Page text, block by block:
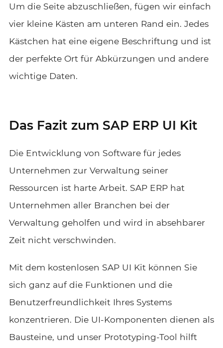
Um die Seite abzuschließen, fügen wir einfach
vier kleine Kästen am unteren Rand ein. Jedes
Kästchen hat eine eigene Beschriftung und ist
der perfekte Ort für Abkürzungen und andere
wichtige Daten.
Das Fazit zum SAP ERP UI Kit
Die Entwicklung von Software für jedes
Unternehmen zur Verwaltung seiner
Ressourcen ist harte Arbeit. SAP ERP hat
Unternehmen aller Branchen bei der
Verwaltung geholfen und wird in absehbarer
Zeit nicht verschwinden.
Mit dem kostenlosen SAP UI Kit können Sie
sich ganz auf die Funktionen und die
Benutzerfreundlichkeit Ihres Systems
konzentrieren. Die UI-Komponenten dienen als
Bausteine, und unser Prototyping-Tool hilft